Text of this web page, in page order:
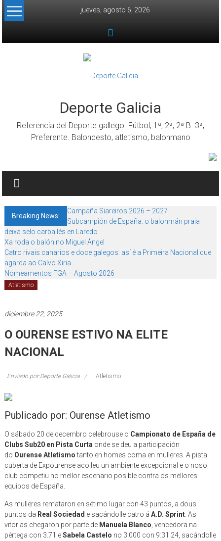
Skip to content
jueves, agosto 6, 2026
Deporte Galicia
Referencia del Deporte gallego. Fútbol, 1ª, 2ª, 2ª B. 3ª,
Preferente. Baloncesto, atletismo, balonmano
Breaking News:
Campaña Siareiros 2026 – 2027
Subcampión de España: o balonmán praia
deixa selo carballés en Laredo
Xa roda o balón no Miguel Ángel
Catro rivais canarios e doce galegos: así é a Primeira Nacional que
agarda ao Calvo Xiria
Nomeamentos FGA – Agosto 2026
Atletismo
diciembre 22, 2025
O OURENSE ESTIVO NA ELITE
NACIONAL
Enviado por:Deporte Galicia Atletismo
Publicado por: Ourense Atletismo
O sábado 20 de decembro celebrouse o Campionato de España de
Clubs Sub20 en Pista Curtaonde se deu a participación
do Ourense Atletismotanto en homes coma en mulleres. A pista
cuberta de Expourense acolleu un ambiente excepcional e o noso
club competiu no mellor escenario posible contra os mellores
equipos de España.
As mulleres remataron en sétimo lugar con 43 puntos, a dous
puntos da Real Sociedad e sacándolle catro á A.D. Sprint. As
vitorias chegaron por parte de Manuela Blanco, vencedora na
pértega con 3.71 eSabela Castelo no 3.000 con 9:31.24, sacándolle